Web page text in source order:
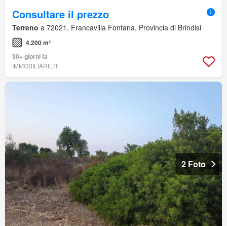
Consultare il prezzo
Terreno a 72021, Francavilla Fontana, Provincia di Brindisi
4.200 m²
30+ giorni fa
IMMOBILIARE.IT
2 Foto